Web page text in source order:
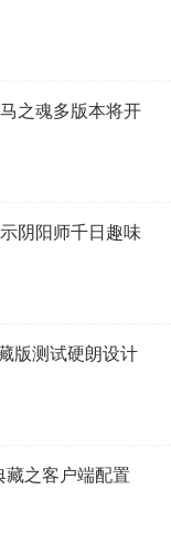
之魂多版本将开
阴阳师千日趣味
版测试硬朗设计
藏之客户端配置